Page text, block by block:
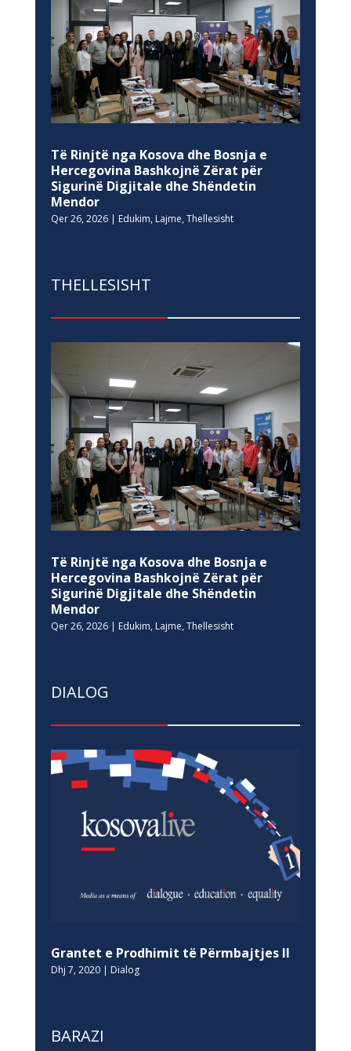
Të Rinjtë nga Kosova dhe Bosnja e
Hercegovina Bashkojnë Zërat për
Sigurinë Digjitale dhe Shëndetin
Mendor
Qer 26, 2026| Edukim, Lajme, Thellesisht
THELLESISHT
Të Rinjtë nga Kosova dhe Bosnja e
Hercegovina Bashkojnë Zërat për
Sigurinë Digjitale dhe Shëndetin
Mendor
Qer 26, 2026| Edukim, Lajme, Thellesisht
DIALOG
Grantet e Prodhimit të Përmbajtjes II
Dhj 7, 2020| Dialog
BARAZI